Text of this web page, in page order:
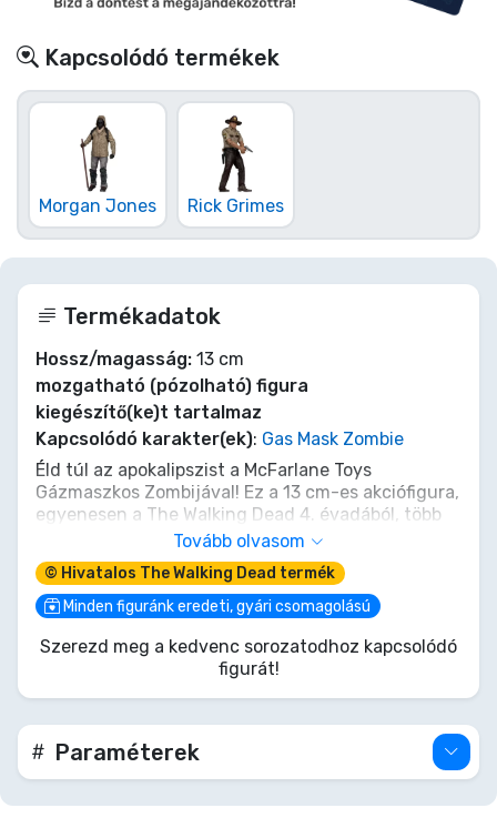
Kapcsolódó termékek
Morgan Jones Rick Grimes
Termékadatok
Hossz/magasság: 13 cm
mozgatható (pózolható) figura
kiegészítő(ke)t tartalmaz
Kapcsolódó karakter(ek): Gas Mask Zombie
Éld túl az apokalipszist a McFarlane Toys
Gázmaszkos Zombijával! Ez a 13 cm-es akciófigura,
egyenesen a The Walking Dead 4. évadából, több
mint egy gyűjtői darab – a poszt-apokaliptikus
történelem egy szelete. Jellegzetes
gázmaszkjában és taktikai felszerelésében készen
áll, hogy bekocogjon a gyűjteményedbe. Ne hagyd
ki ezt a lehetőséget, hogy megszerezd a járkálók
hordájának egy darabját, mielőtt túl késő lesz, és
egyedül kell boldogulnod!
Tovább olvasom
© Hivatalos The Walking Dead termék
Minden figuránk eredeti, gyári csomagolású
Szerezd meg a kedvenc sorozatodhoz kapcsolódó
figurát!
Paraméterek